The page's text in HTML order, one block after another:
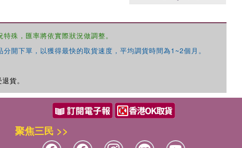
殊，匯率將依實際狀況做調整。
開下單，以獲得最快的取貨速度，平均調貨時間為1~2個月。
貨。
聚焦三民 >>